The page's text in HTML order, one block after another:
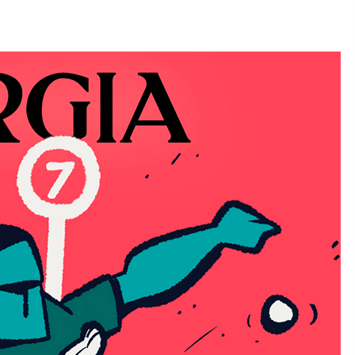
Martxa ospatuko da
2026/07/07
SOINUGELA: Paul McCartney eta
2026/07/03